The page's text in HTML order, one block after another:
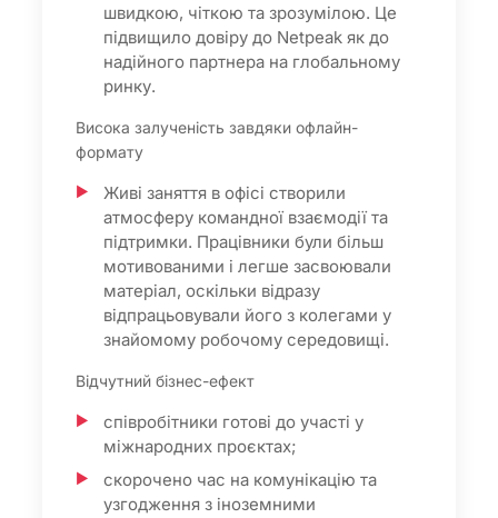
швидкою, чіткою та зрозумілою. Це
підвищило довіру до Netpeak як до
надійного партнера на глобальному
ринку.
Висока залученість завдяки офлайн-
формату
Живі заняття в офісі створили
атмосферу командної взаємодії та
підтримки. Працівники були більш
мотивованими і легше засвоювали
матеріал, оскільки відразу
відпрацьовували його з колегами у
знайомому робочому середовищі.
Відчутний бізнес-ефект
співробітники готові до участі у
міжнародних проєктах;
скорочено час на комунікацію та
узгодження з іноземними